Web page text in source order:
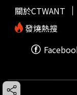
關於CTWANT
發燒熱搜